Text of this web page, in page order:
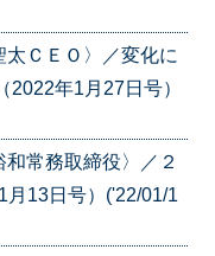
ＣＥＯ〉／変化に
年1月27日号）
常務取締役〉／２
月13日号）('22/01/1